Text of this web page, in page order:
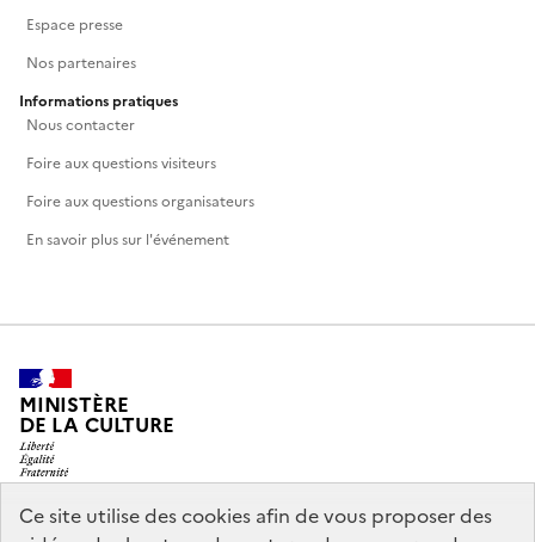
Ce site utilise des cookies afin de vous proposer des
Espace presse
Nos partenaires
Informations pratiques
Nous contacter
Foire aux questions visiteurs
Foire aux questions organisateurs
En savoir plus sur l'événement
MINISTÈRE
DE LA CULTURE